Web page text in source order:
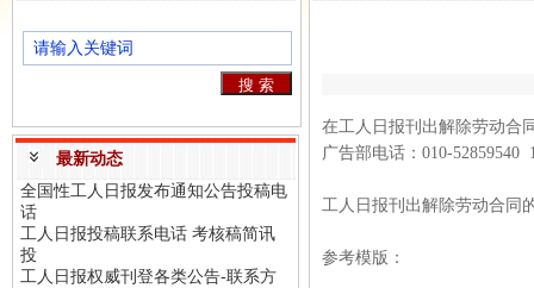
最新动态
全国性工人日报发布通知公告投稿电
话
工人日报投稿联系电话 考核稿简讯
投
工人日报权威刊登各类公告-联系方
在工人日报刊出解除劳动合
广告部电话：010-52859540
工人日报刊出解除劳动合同
参考模版：